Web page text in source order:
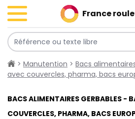
France
> Manutention > Bacs
avec couvercles, pharma, bacs
BACS ALIMENTAIRES GERBABLES -
COUVERCLES, PHARMA, BACS